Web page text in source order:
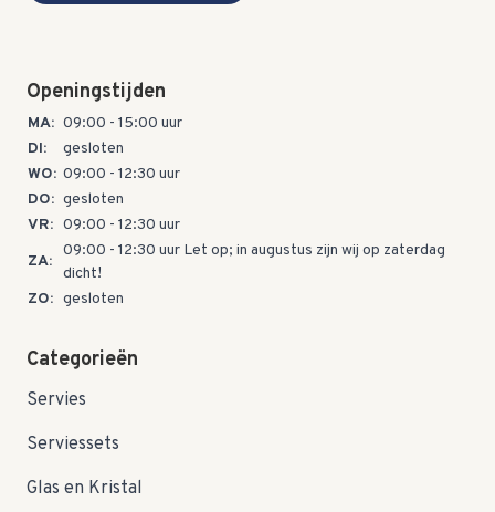
Openingstijden
MA: 09:00 - 15:00 uur
DI:
gesloten
WO: 09:00 - 12:30 uur
DO: gesloten
VR: 09:00 - 12:30 uur
ZA:
09:00 - 12:30 uur Let op; in augustus zijn wij op zaterdag
dicht!
ZO: gesloten
Categorieën
Servies
Serviessets
Glas en Kristal